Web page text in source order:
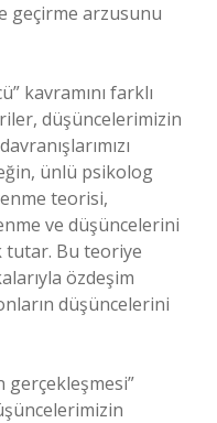
geçirme arzusunu
kavramını farklı
düşüncelerimizin
ünlü psikolog
teorisi,
ve düşüncelerini
tutar. Bu teoriye
özdeşim
düşüncelerini
gerçekleşmesi”